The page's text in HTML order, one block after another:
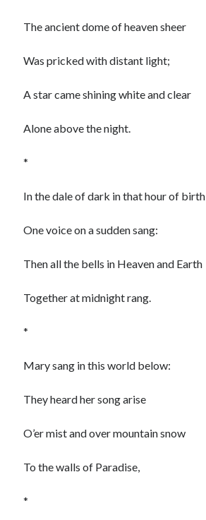
The ancient dome of heaven sheer
Was pricked with distant light;
A star came shining white and clear
Alone above the night.
*
In the dale of dark in that hour of birth
One voice on a sudden sang:
Then all the bells in Heaven and Earth
Together at midnight rang.
*
Mary sang in this world below:
They heard her song arise
O’er mist and over mountain snow
To the walls of Paradise,
*